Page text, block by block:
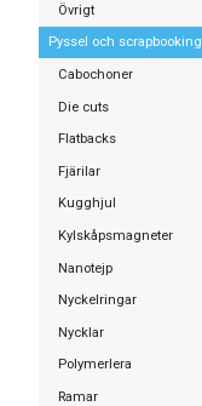
Övrigt
Pyssel och scrapbooking
Cabochoner
Die cuts
Flatbacks
Fjärilar
Kugghjul
Kylskåpsmagneter
Nanotejp
Nyckelringar
Nycklar
Polymerlera
Ramar